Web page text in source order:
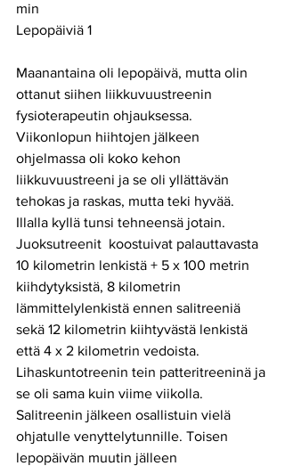
min
Lepopäiviä 1
Maanantaina oli lepopäivä, mutta olin
ottanut siihen liikkuvuustreenin
fysioterapeutin ohjauksessa.
Viikonlopun hiihtojen jälkeen
ohjelmassa oli koko kehon
liikkuvuustreeni ja se oli yllättävän
tehokas ja raskas, mutta teki hyvää.
Illalla kyllä tunsi tehneensä jotain.
Juoksutreenit  koostuivat palauttavasta
10 kilometrin lenkistä + 5 x 100 metrin
kiihdytyksistä, 8 kilometrin
lämmittelylenkistä ennen salitreeniä
sekä 12 kilometrin kiihtyvästä lenkistä
että 4 x 2 kilometrin vedoista.
Lihaskuntotreenin tein patteritreeninä ja
se oli sama kuin viime viikolla.
Salitreenin jälkeen osallistuin vielä
ohjatulle venyttelytunnille. Toisen
lepopäivän muutin jälleen